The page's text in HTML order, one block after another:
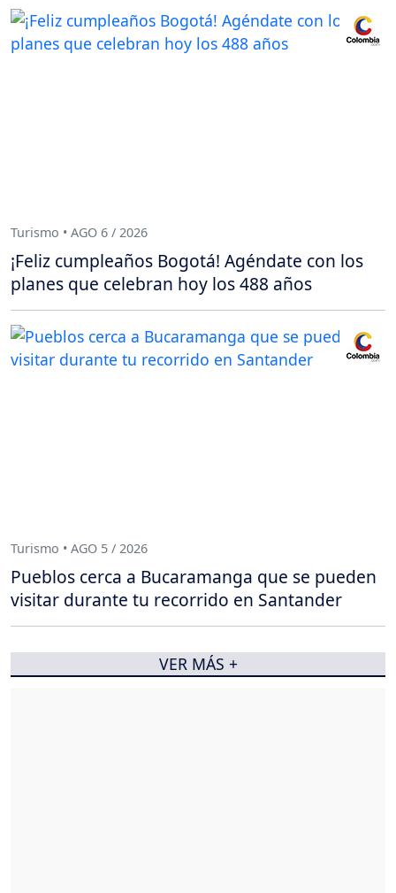
Turismo • AGO 6 / 2026
¡Feliz cumpleaños Bogotá! Agéndate con los
planes que celebran hoy los 488 años
Turismo • AGO 5 / 2026
Pueblos cerca a Bucaramanga que se pueden
visitar durante tu recorrido en Santander
VER MÁS +